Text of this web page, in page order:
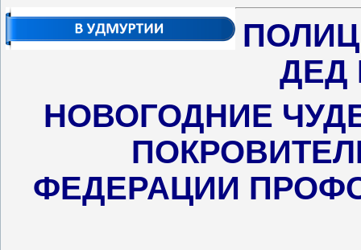
ДЕД
НОВОГОДНИЕ
ФЕДЕРАЦИИ